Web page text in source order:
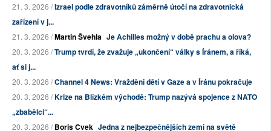
21. 3. 2026 /Izrael podle zdravotníků záměrně útočí na zdravotnická
zařízení v j...
21. 3. 2026 /Martin Švehla Je Achilles možný v době prachu a olova?
20. 3. 2026 /Trump tvrdí, že zvažuje „ukončení“ války s Íránem, a říká,
ať si j...
20. 3. 2026 /Channel 4 News: Vraždění dětí v Gaze a v Íránu pokračuje
20. 3. 2026 /Krize na Blízkém východě: Trump nazývá spojence z NATO
„zbabělci“...
20. 3. 2026 /Boris Cvek Jedna z nejbezpečnějších zemí na světě